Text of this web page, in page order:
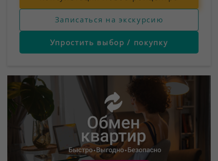
Записаться на экскурсию
Упростить выбор / покупку